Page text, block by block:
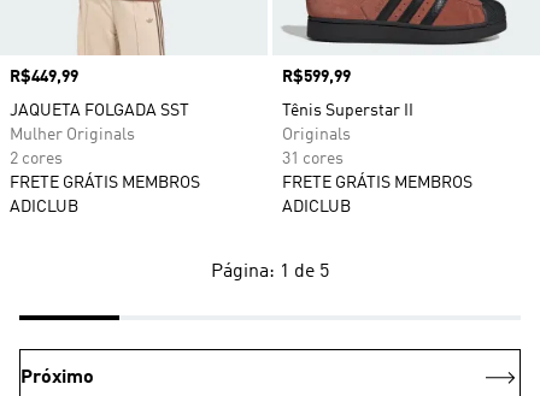
Preço
R$449,99
JAQUETA FOLGADA SST
Mulher Originals
2 cores
FRETE GRÁTIS MEMBROS
ADICLUB
Preço
R$599,99
Tênis Superstar II
Originals
31 cores
FRETE GRÁTIS MEMBROS
ADICLUB
Página: 1 de 5
Próximo